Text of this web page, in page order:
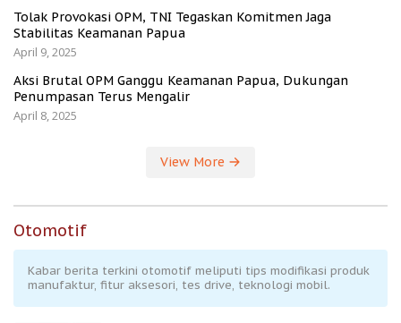
Tolak Provokasi OPM, TNI Tegaskan Komitmen Jaga
Stabilitas Keamanan Papua
April 9, 2025
Aksi Brutal OPM Ganggu Keamanan Papua, Dukungan
Penumpasan Terus Mengalir
April 8, 2025
View More
Otomotif
Kabar berita terkini otomotif meliputi tips modifikasi produk
manufaktur, fitur aksesori, tes drive, teknologi mobil.